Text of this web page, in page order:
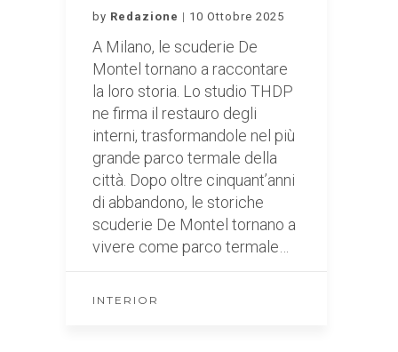
by Redazione 10 Ottobre 2025
A Milano, le scuderie De
Montel tornano a raccontare
la loro storia. Lo studio THDP
ne firma il restauro degli
interni, trasformandole nel più
grande parco termale della
città. Dopo oltre cinquant’anni
di abbandono, le storiche
scuderie De Montel tornano a
vivere come parco termale…
INTERIOR